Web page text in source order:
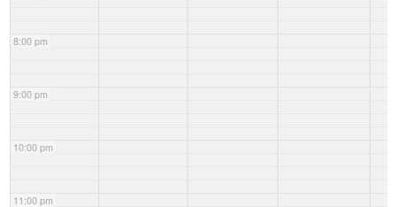
8:00 pm
9:00 pm
10:00 pm
11:00 pm